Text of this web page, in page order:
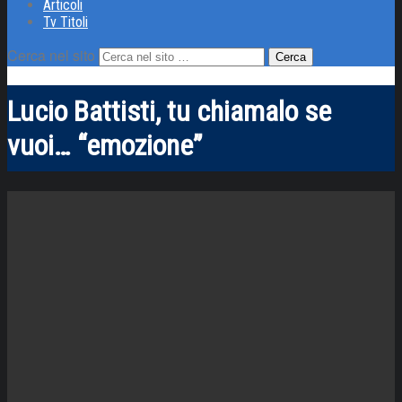
Articoli
Tv Titoli
Cerca nel sito
Lucio Battisti, tu chiamalo se
vuoi… “emozione”